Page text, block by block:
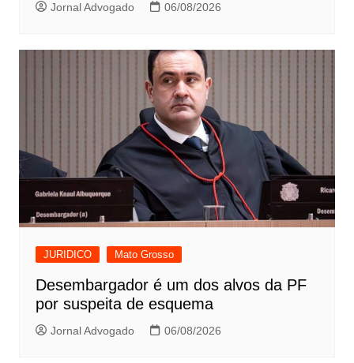
Jornal Advogado 06/08/2026
JURIDICO Mato Grosso
Desembargador é um dos alvos da PF
por suspeita de esquema
Jornal Advogado 06/08/2026